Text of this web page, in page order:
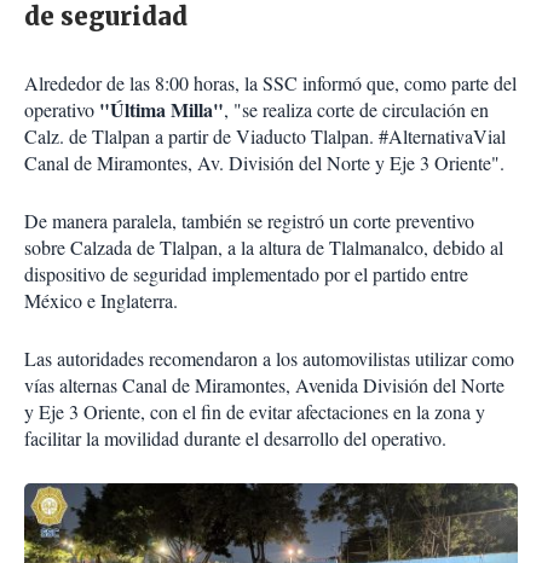
de seguridad
Alrededor de las 8:00 horas, la SSC informó que, como parte del
operativo "Última Milla", "se realiza corte de circulación en
Calz. de Tlalpan a partir de Viaducto Tlalpan. #AlternativaVial
Canal de Miramontes, Av. División del Norte y Eje 3 Oriente".
De manera paralela, también se registró un corte preventivo
sobre Calzada de Tlalpan, a la altura de Tlalmanalco, debido al
dispositivo de seguridad implementado por el partido entre
México e Inglaterra.
Las autoridades recomendaron a los automovilistas utilizar como
vías alternas Canal de Miramontes, Avenida División del Norte
y Eje 3 Oriente, con el fin de evitar afectaciones en la zona y
facilitar la movilidad durante el desarrollo del operativo.